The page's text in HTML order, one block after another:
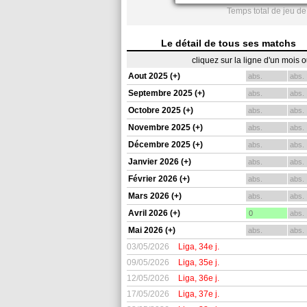
Temps total de jeu
Le détail de tous ses matchs
cliquez sur la ligne d'un mois
Aout 2025 (+)
abs. abs.
Septembre 2025 (+) abs. abs.
Octobre 2025 (+) abs. abs.
Novembre 2025 (+) abs. abs.
Décembre 2025 (+) abs. abs.
Janvier 2026 (+) abs. abs.
Février 2026 (+) abs. abs.
Mars 2026 (+) abs. abs.
Avril 2026 (+) 0 abs.
Mai 2026 (+) abs. abs.
03/05/2026 Liga, 34e j.
09/05/2026
Liga, 35e j.
12/05/2026
Liga, 36e j.
17/05/2026
Liga, 37e j.